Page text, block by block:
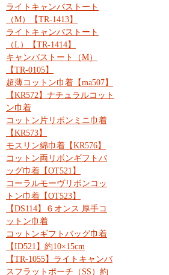
ライトキャンバストート
（M）【TR-1413】
ライトキャンバストート
（L）【TR-1414】
キャンバストート（M）
【TR-0105】
超薄コットン巾着【ma507】
【KR572】ナチュラルコット
ン巾着
コットン片リボンミニ巾着
【KR573】
モスリン綿巾着【KR576】
コットン両リボンギフトバ
ッグ巾着【OT521】
コーラルモーヴリボンコッ
トン巾着【OT523】
【DS114】６オンス 厚手コ
ットン巾着
コットンギフトバッグ巾着
【ID521】約10×15cm
【TR-1055】ライトキャンバ
スフラットポーチ（SS）約